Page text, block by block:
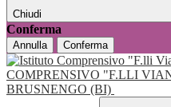
Chiudi
Conferma
Annulla Conferma
COMPRENSIVO "F.LLI
BRUSNENGO (BI)